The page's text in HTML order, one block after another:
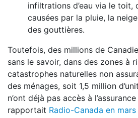
infiltrations d’eau via le toit,
causées par la pluie, la
des gouttières.
Toutefois, des millions de
sans le savoir, dans des zones à
catastrophes naturelles non
des ménages, soit 1,5 million
n’ont déjà pas accès à
rapportait Radio-Canada en mars